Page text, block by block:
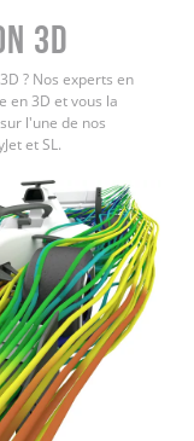
3D
? Nos experts en
en 3D et vous la
l'une de nos
et SL.